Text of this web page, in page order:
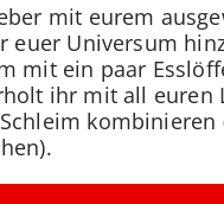
mit eurem
euer Universum
mit ein paar
ihr mit all